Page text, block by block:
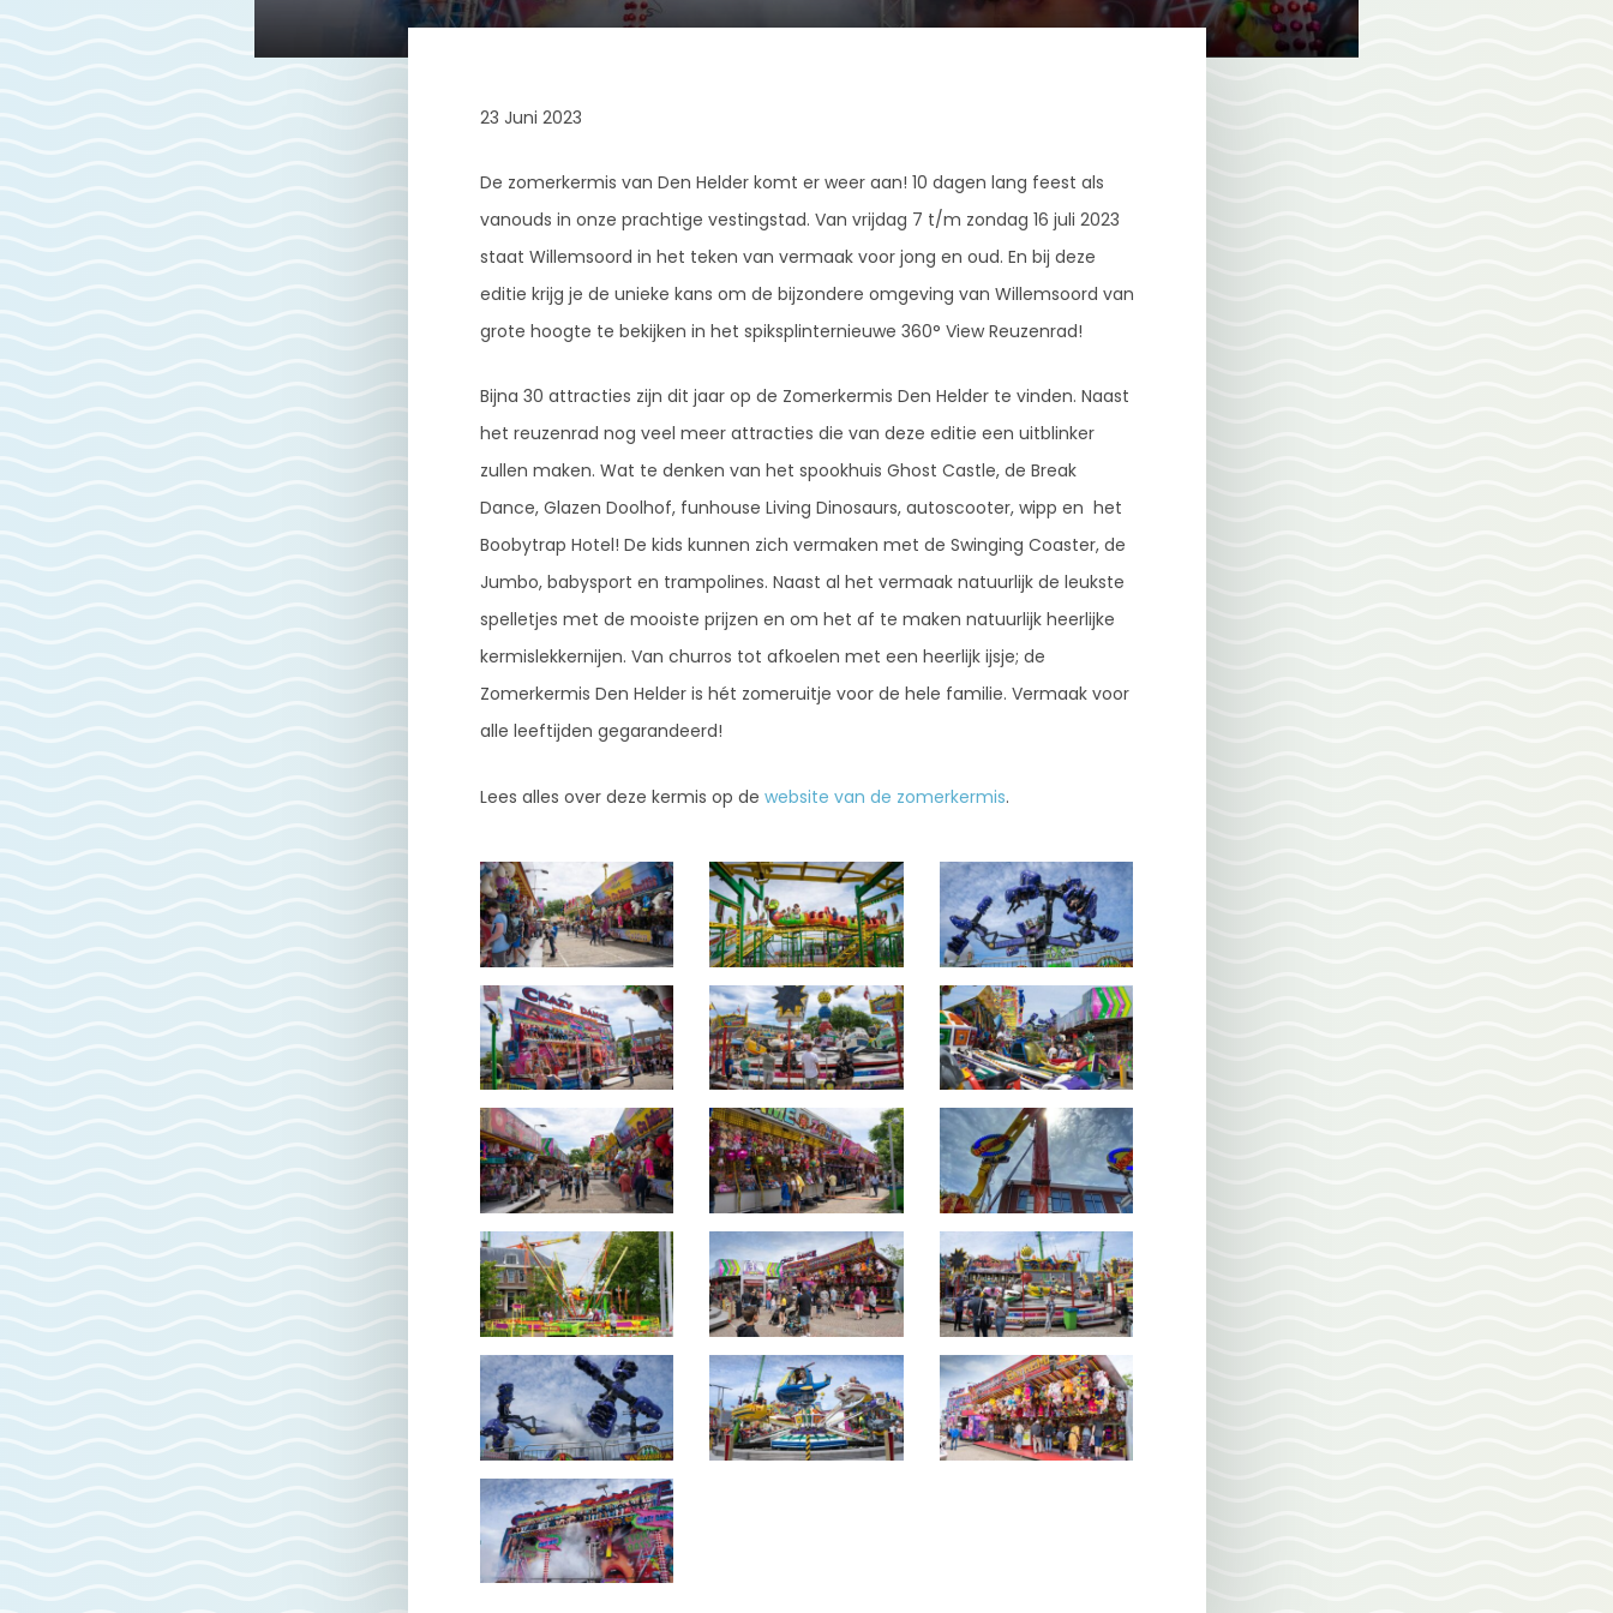
23 Juni 2023
De zomerkermis van Den Helder komt er weer aan! 10 dagen lang feest als
vanouds in onze prachtige vestingstad. Van vrijdag 7 t/m zondag 16 juli 2023
staat Willemsoord in het teken van vermaak voor jong en oud. En bij deze
editie krijg je de unieke kans om de bijzondere omgeving van Willemsoord van
grote hoogte te bekijken in het spiksplinternieuwe 360° View Reuzenrad!
Bijna 30 attracties zijn dit jaar op de Zomerkermis Den Helder te vinden. Naast
het reuzenrad nog veel meer attracties die van deze editie een uitblinker
zullen maken. Wat te denken van het spookhuis Ghost Castle, de Break
Dance, Glazen Doolhof, funhouse Living Dinosaurs, autoscooter, wipp en het
Boobytrap Hotel! De kids kunnen zich vermaken met de Swinging Coaster, de
Jumbo, babysport en trampolines. Naast al het vermaak natuurlijk de leukste
spelletjes met de mooiste prijzen en om het af te maken natuurlijk heerlijke
kermislekkernijen. Van churros tot afkoelen met een heerlijk ijsje; de
Zomerkermis Den Helder is hét zomeruitje voor de hele familie. Vermaak voor
alle leeftijden gegarandeerd!
Lees alles over deze kermis op de website van de zomerkermis.